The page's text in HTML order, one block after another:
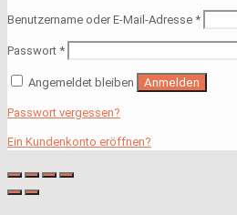
Benutzername oder E-Mail-Adresse *
Passwort *
Angemeldet bleiben Anmelden
Passwort vergessen?
Ein Kundenkonto eröffnen?